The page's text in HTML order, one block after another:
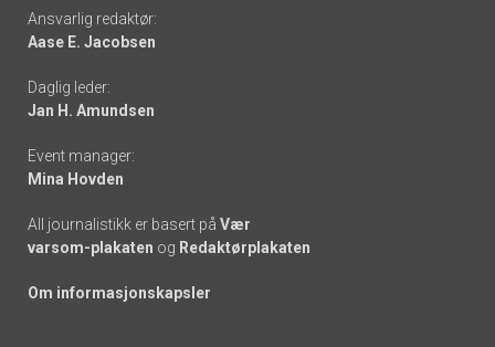
Footer
-
links
Ansvarlig redaktør:
Aase E. Jacobsen
Daglig leder:
Jan H. Amundsen
Event manager:
Mina Hovden
All journalistikk er basert på Vær
varsom-plakaten og Redaktørplakaten
Om informasjonskapsler